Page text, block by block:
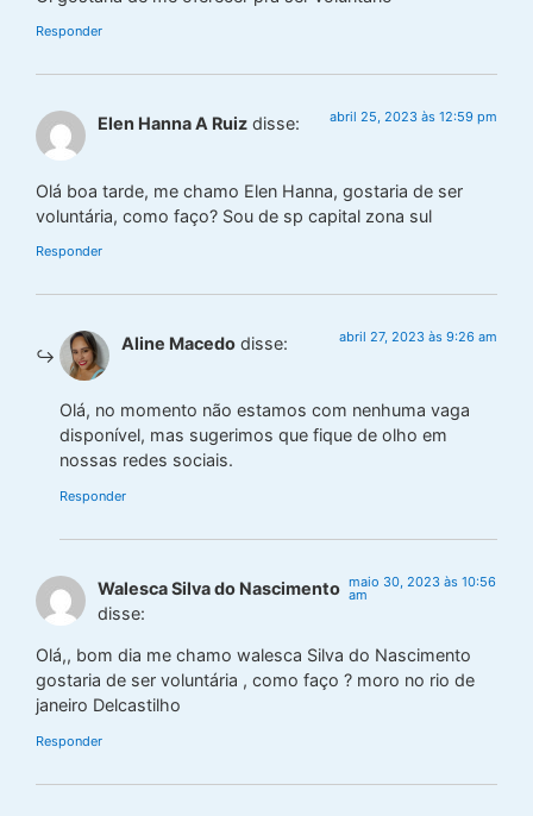
Responder
Elen Hanna A Ruiz disse: abril 25, 2023 às 12:59 pm
Olá boa tarde, me chamo Elen Hanna, gostaria de ser
voluntária, como faço? Sou de sp capital zona sul
Responder
Aline Macedo disse: abril 27, 2023 às 9:26 am
Olá, no momento não estamos com nenhuma vaga
disponível, mas sugerimos que fique de olho em
nossas redes sociais.
Responder
Walesca Silva do Nascimento
disse:
maio 30, 2023 às 10:56
am
Olá,, bom dia me chamo walesca Silva do Nascimento
gostaria de ser voluntária , como faço ? moro no rio de
janeiro Delcastilho
Responder